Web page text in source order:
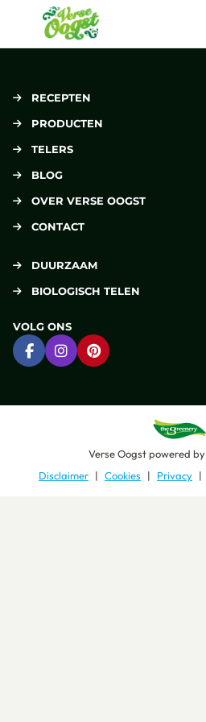
Verse Oogst
RECEPTEN
PRODUCTEN
TELERS
BLOG
OVER VERSE OOGST
CONTACT
DUURZAAM
BIOLOGISCH TELEN
VOLG ONS
Ga naar Facebook
Ga naar Instagram
Ga naar Pinterest
Verse Oogstpowered by
Disclaimer
Cookies Privacy